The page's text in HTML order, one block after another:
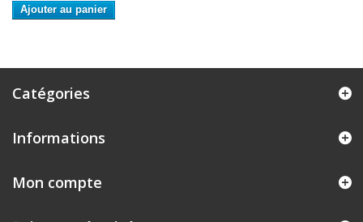
Ajouter au panier
Catégories
Informations
Mon compte